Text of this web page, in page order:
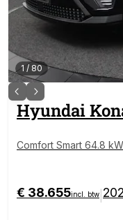
1 / 80
Hyundai
Comfort Smart 64.8
Stuurwielverwarming |
€ 38.655incl. btw